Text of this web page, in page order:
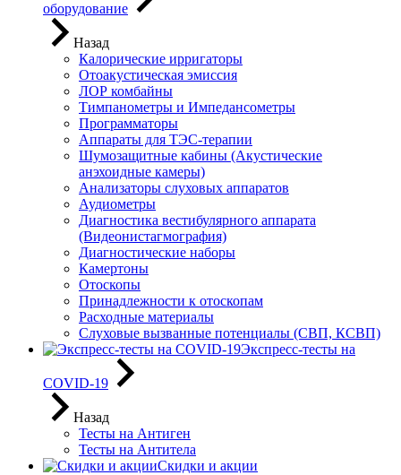
оборудование
Назад
Калорические ирригаторы
Отоакустическая эмиссия
ЛОР комбайны
Тимпанометры и Импедансометры
Программаторы
Аппараты для ТЭС-терапии
Шумозащитные кабины (Акустические
анэхоидные камеры)
Анализаторы слуховых аппаратов
Аудиометры
Диагностика вестибулярного аппарата
(Видеонистагмография)
Диагностические наборы
Камертоны
Отоскопы
Принадлежности к отоскопам
Расходные материалы
Слуховые вызванные потенциалы (СВП, КСВП)
Экспресс-тесты на
COVID-19
Назад
Тесты на Антиген
Тесты на Антитела
Скидки и акции